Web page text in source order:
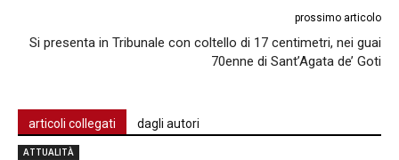
prossimo articolo
Si presenta in Tribunale con coltello di 17 centimetri, nei guai
70enne di Sant’Agata de’ Goti
articoli collegati dagli autori
ATTUALITÀ